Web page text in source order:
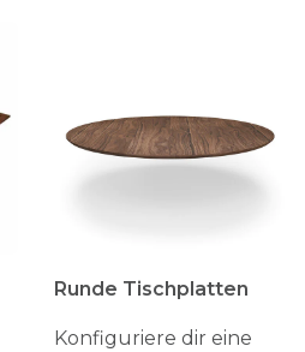
Runde Tischplatten
Konfiguriere dir eine